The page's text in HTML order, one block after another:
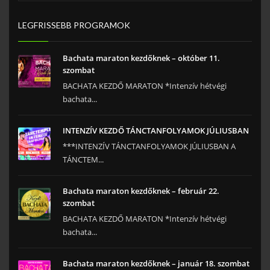
LEGFRISSEBB PROGRAMOK
Bachata maraton kezdőknek – október 11.
szombat
BACHATA KEZDŐ MARATON *Intenzív hétvégi
bachata...
INTENZÍV KEZDŐ TÁNCTANFOLYAMOK JÚLIUSBAN
***INTENZÍV TÁNCTANFOLYAMOK JÚLIUSBAN A
TÁNCTEM...
Bachata maraton kezdőknek – február 22.
szombat
BACHATA KEZDŐ MARATON *Intenzív hétvégi
bachata...
Bachata maraton kezdőknek – január 18. szombat